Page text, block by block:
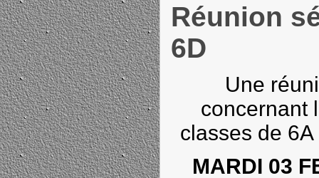
Réunion
6D
Une
concernant
classes de
MARDI 03